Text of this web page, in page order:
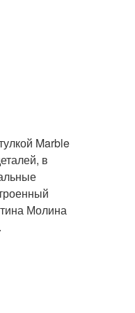
Marble
в
Молина